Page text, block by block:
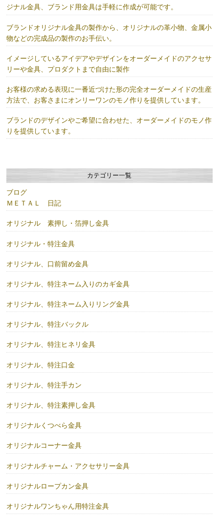
ジナル金具、ブランド用金具は手軽に作成が可能です。
ブランドオリジナル金具の製作から、オリジナルの革小物、金属小
物などの完成品の製作のお手伝い。
イメージしているアイデアやデザインをオーダーメイドのアクセサ
リーや金具、プロダクトまで自由に製作
お客様の求める表現に一番近づけた形の完全オーダーメイドの生産
方法で、お客さまにオンリーワンのモノ作りを提供しています。
ブランドのデザインやご希望に合わせた、オーダーメイドのモノ作
りを提供しています。
カテゴリー一覧
ブログ
ＭＥＴＡＬ 日記
オリジナル 素押し・箔押し金具
オリジナル・特注金具
オリジナル、口前留め金具
オリジナル、特注ネーム入りのカギ金具
オリジナル、特注ネーム入りリング金具
オリジナル、特注バックル
オリジナル、特注ヒネリ金具
オリジナル、特注口金
オリジナル、特注手カン
オリジナル、特注素押し金具
オリジナルくつべら金具
オリジナルコーナー金具
オリジナルチャーム・アクセサリー金具
オリジナルロープカン金具
オリジナルワンちゃん用特注金具